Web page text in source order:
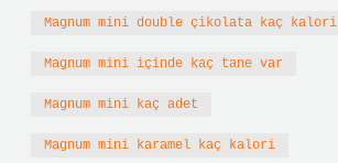
Magnum mini double çikolata kaç kalori
Magnum mini içinde kaç tane var
Magnum mini kaç adet
Magnum mini karamel kaç kalori